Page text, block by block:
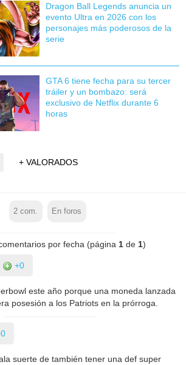
Dragon Ball Legends anuncia un
evento Ultra en 2026 con los
personajes más poderosos de la
serie
GTA 6 tiene fecha para su tercer
tráiler y un bombazo: será
exclusivo de Netflix durante 6
horas
+ VALORADOS
2 com. En foros
por fecha (página 1de 1)
+0
este año porque una moneda lanzada
posesión a los Patriots en la prórroga.
suerte de también tener una def super